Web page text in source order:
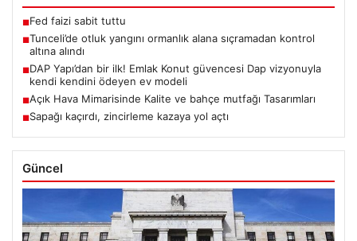
■Fed faizi sabit tuttu
■Tunceli’de otluk yangını ormanlık alana sıçramadan kontrol
altına alındı
■DAP Yapı’dan bir ilk! Emlak Konut güvencesi Dap vizyonuyla
kendi kendini ödeyen ev modeli
■Açık Hava Mimarisinde Kalite ve bahçe mutfağı Tasarımları
■Sapağı kaçırdı, zincirleme kazaya yol açtı
Güncel